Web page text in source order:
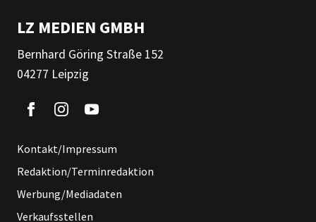
LZ MEDIEN GMBH
Bernhard Göring Straße 152
04277 Leipzig
Kontakt/Impressum
Redaktion/Terminredaktion
Werbung/Mediadaten
Verkaufsstellen